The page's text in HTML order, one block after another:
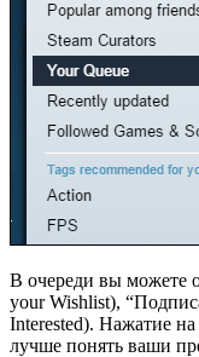
В очереди вы можете
your Wishlist),
Interested). Нажатие
лучше понять ваши